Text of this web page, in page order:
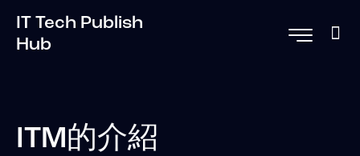
IT Tech Publish
Hub
ITM的介紹